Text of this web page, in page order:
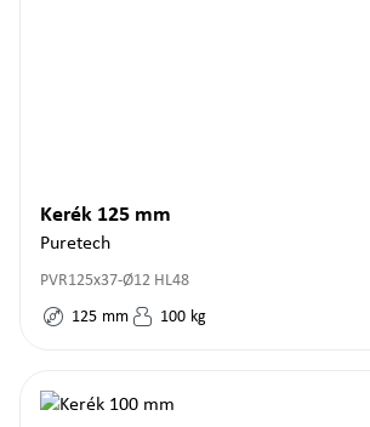
Kerék 125 mm
Puretech
PVR125x37-Ø12 HL48
125 mm 100 kg